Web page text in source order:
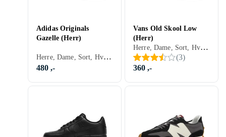
Adidas Originals
Gazelle (Herr)
Herre, Dame, Sort, Hvit, Sølv, Grå, Turkis, Brun, Blå, Rød, Gul, Oransje, Gull, Grønn, Beige, Rosa, Lilla, Khaki, Lisser, Adidas Originals Gazelle
480 ,-
Vans Old Skool Low
(Herr)
Herre, Dame, Sort, Hvit, Sølv, Grå, Turkis, Brun, Blå, Rød, Gul, Oransje, Gull, Grønn, Beige, Rosa, Lilla, Khaki, Lisser, Vans Old Skool
(3)
360 ,-